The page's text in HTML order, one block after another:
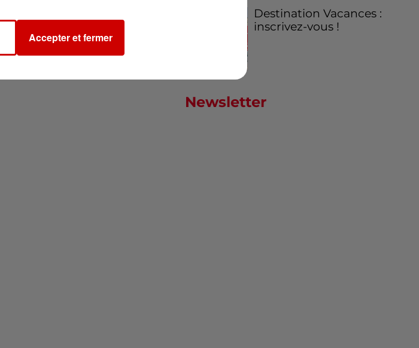
Destination Vacances :
inscrivez-vous !
Newsletter
Accepter et fermer